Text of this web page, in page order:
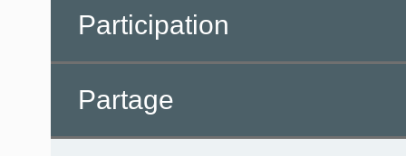
Participation
Partage